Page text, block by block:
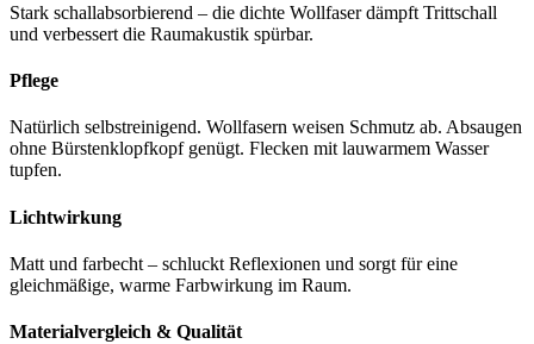
Stark schallabsorbierend – die dichte Wollfaser dämpft Trittschall
und verbessert die Raumakustik spürbar.
Pflege
Natürlich selbstreinigend. Wollfasern weisen Schmutz ab. Absaugen
ohne Bürstenklopfkopf genügt. Flecken mit lauwarmem Wasser
tupfen.
Lichtwirkung
Matt und farbecht – schluckt Reflexionen und sorgt für eine
gleichmäßige, warme Farbwirkung im Raum.
Materialvergleich & Qualität